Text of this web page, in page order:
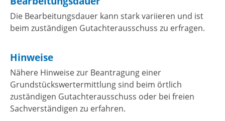
Die Bearbeitungsdauer kann stark variieren und ist
beim zuständigen Gutachterausschuss zu erfragen.
Hinweise
Nähere Hinweise zur Beantragung einer
Grundstückswertermittlung sind beim örtlich
zuständigen Gutachterausschuss oder bei freien
Sachverständigen zu erfahren.